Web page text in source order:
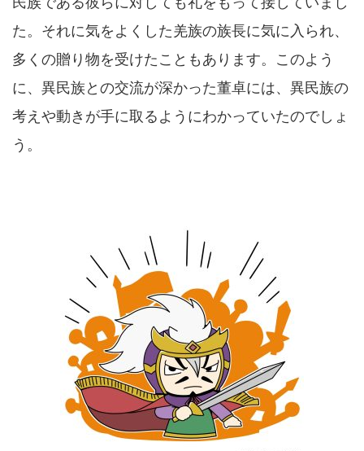
た。それに気をよくした羌族の族長に気に入られ、
多くの贈り物を受けたこともあります。このよう
に、異民族との交流が深かった董卓には、異民族の
考えや動きが手に取るようにわかっていたのでしょ
う。